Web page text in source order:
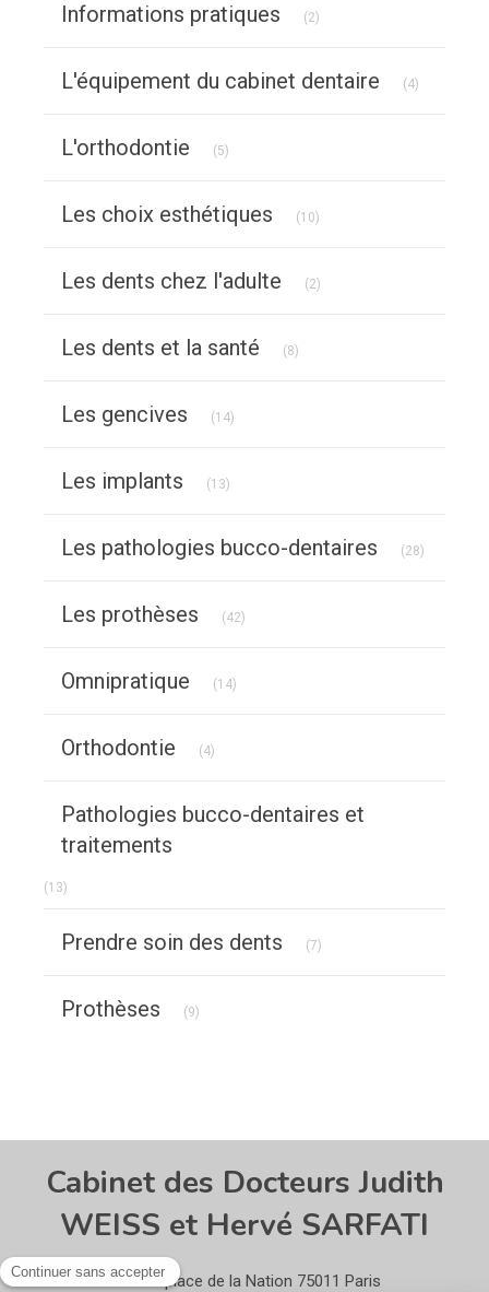
Informations pratiques (2)
L'équipement du cabinet dentaire (4)
L'orthodontie (5)
Les choix esthétiques (10)
Les dents chez l'adulte (2)
Les dents et la santé (8)
Les gencives (14)
Les implants (13)
Les pathologies bucco-dentaires (28)
Les prothèses (42)
Omnipratique (14)
Orthodontie (4)
Pathologies bucco-dentaires et
traitements
(13)
Prendre soin des dents (7)
Prothèses (9)
Cabinet des Docteurs Judith
WEISS et Hervé SARFATI
13 place de la Nation 75011 Paris